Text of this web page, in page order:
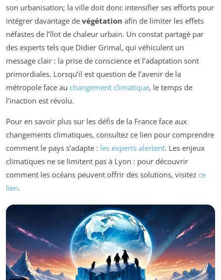
son urbanisation; la ville doit donc intensifier ses efforts pour
intégrer davantage de végétation afin de limiter les effets
néfastes de l’îlot de chaleur urbain. Un constat partagé par
des experts tels que Didier Grimal, qui véhiculent un
message clair : la prise de conscience et l’adaptation sont
primordiales. Lorsqu’il est question de l’avenir de la
métropole face au changement climatique, le temps de
l’inaction est révolu.
Pour en savoir plus sur les défis de la France face aux
changements climatiques, consultez ce lien pour comprendre
comment le pays s’adapte : les experts alertent. Les enjeux
climatiques ne se limitent pas à Lyon : pour découvrir
comment les océans peuvent offrir des solutions, visitez ce
lien.